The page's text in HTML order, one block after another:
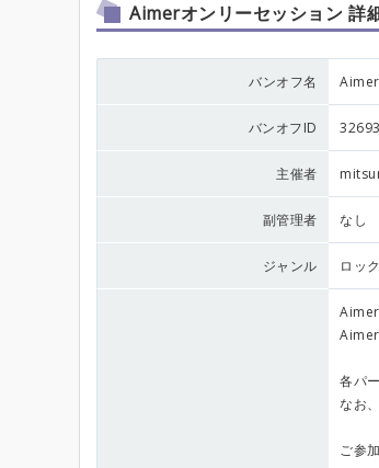
Aimerオンリーセッション 詳
バンオフ名
バンオフID
主催者
副管理者 なし
ジャンル ロック
Aimer
Aimer
各パ
なお
ご参